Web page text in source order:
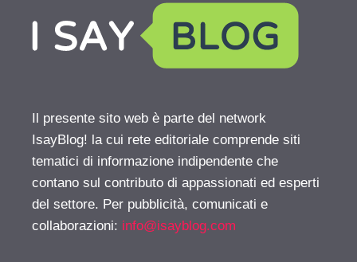
Il presente sito web è parte del network
IsayBlog! la cui rete editoriale comprende siti
tematici di informazione indipendente che
contano sul contributo di appassionati ed esperti
del settore. Per pubblicità, comunicati e
collaborazioni: info@isayblog.com